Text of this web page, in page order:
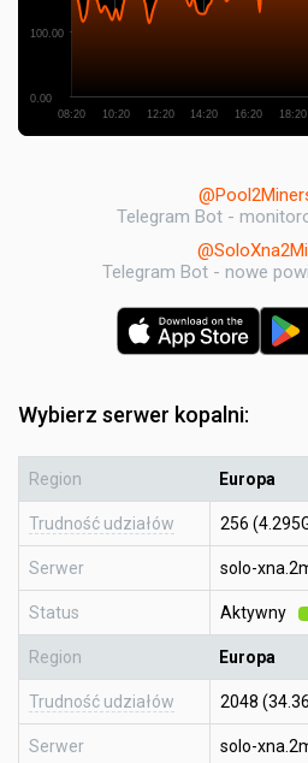
08:20 10:20 12:20 14:20 16:20 18:20
0.00
100.00
Telegram Bot -
Telegram Bot - nowe
Wybierz serwer kopalni:
Region Europa
Trudność udziałów 256
Serwer solo-
Status Aktywny
Region Europa
Trudność udziałów 2048
Serwer solo-